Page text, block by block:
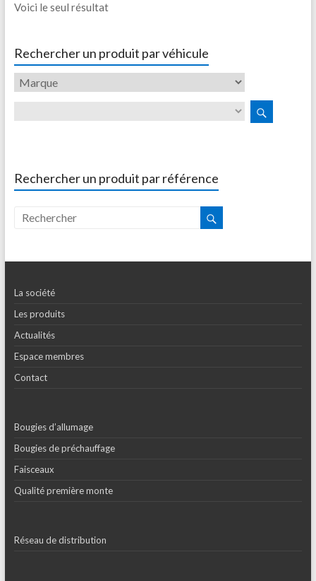
Voici le seul résultat
Rechercher un produit par véhicule
Rechercher un produit par référence
La société
Les produits
Actualités
Espace membres
Contact
Bougies d’allumage
Bougies de préchauffage
Faisceaux
Qualité première monte
Réseau de distribution